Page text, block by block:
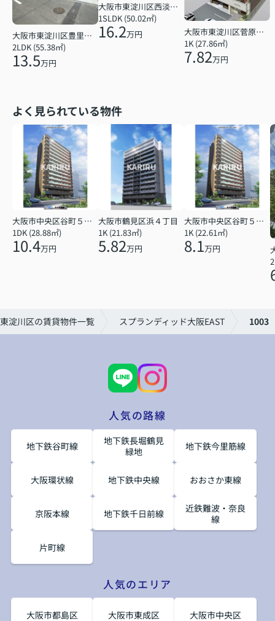
大阪市東淀川区豊里６丁目
2LDK (55.38㎡)
13.5万円
大阪市東淀川区西淡路１丁目
1SLDK (50.02㎡)
16.2万円
大阪市東淀川区菅原７丁目
1K (27.86㎡)
7.82万円
よく見られている物件
大阪市中央区谷町５丁目
1DK (28.88㎡)
10.4万円
大阪市鶴見区浜４丁目
1K (21.83㎡)
5.82万円
大阪市中央区谷町５丁目
1K (22.61㎡)
8.1万円
淀川区の賃貸物件一覧 スプランディッド大阪EAST 1003
人気の路線
地下鉄谷町線
地下鉄長堀鶴見
緑地
地下鉄今里筋線
大阪環状線 地下鉄中央線 おおさか東線
京阪本線 地下鉄千日前線
近鉄難波・奈良
線
片町線
人気のエリア
大阪市都島区 大阪市東成区 大阪市中央区